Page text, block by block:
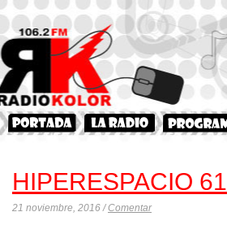
HIPERESPACIO 61
21 noviembre, 2016 /Comentar